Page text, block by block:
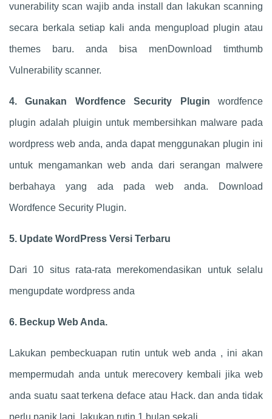
vunerability scan wajib anda install dan lakukan scanning
secara berkala setiap kali anda mengupload plugin atau
themes baru. anda bisa menDownload timthumb
Vulnerability scanner.
4. Gunakan Wordfence Security Plugin wordfence
plugin adalah pluigin untuk membersihkan malware pada
wordpress web anda, anda dapat menggunakan plugin ini
untuk mengamankan web anda dari serangan malwere
berbahaya yang ada pada web anda. Download
Wordfence Security Plugin.
5. Update WordPress Versi Terbaru
Dari 10 situs rata-rata merekomendasikan untuk selalu
mengupdate wordpress anda
6. Beckup Web Anda.
Lakukan pembeckuapan rutin untuk web anda , ini akan
mempermudah anda untuk merecovery kembali jika web
anda suatu saat terkena deface atau Hack. dan anda tidak
perlu panik lagi, lakukan rutin 1 bulan sekali.